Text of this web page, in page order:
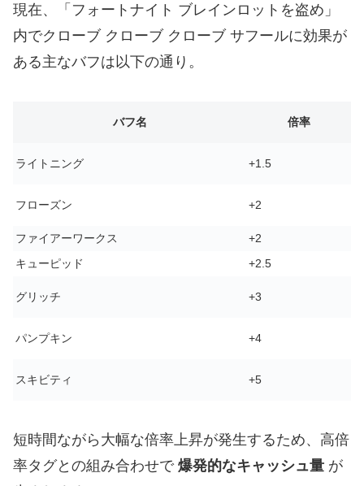
現在、「フォートナイト ブレインロットを盗め」
内でクローブ クローブ クローブ サフールに効果が
ある主なバフは以下の通り。
バフ名 倍率
ライトニング +1.5
フローズン +2
ファイアーワークス
+2
キューピッド
+2.5
グリッチ +3
パンプキン +4
スキビティ +5
短時間ながら大幅な倍率上昇が発生するため、高倍
率タグとの組み合わせで 爆発的なキャッシュ量 が